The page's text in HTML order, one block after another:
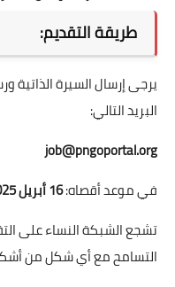
طريقة التقديم:
يرجى إرسال السيرة الذاتية
البريد التالي:
job@pngoportal.org
في موعد أقصاه:16 أبريل 2025 الساعة 4:00 مساءً بتوقيت القدس.
تشجع الشبكة النساء على
التسامح مع أي شكل من